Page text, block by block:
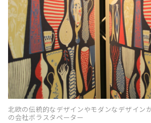
北欧の伝統的なデザインやモダンなデザイン
の会社ボラスタペーター